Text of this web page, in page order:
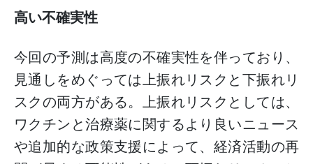
高い不確実性
今回の予測は高度の不確実性を伴っており、
見通しをめぐっては上振れリスクと下振れリ
スクの両方がある。上振れリスクとしては、
ワクチンと治療薬に関するより良いニュース
や追加的な政策支援によって、経済活動の再